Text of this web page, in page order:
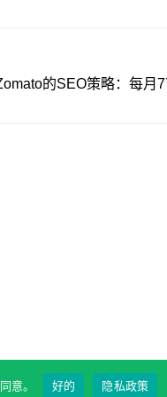
的SEO策略：每月
意。 好的 隐私政策